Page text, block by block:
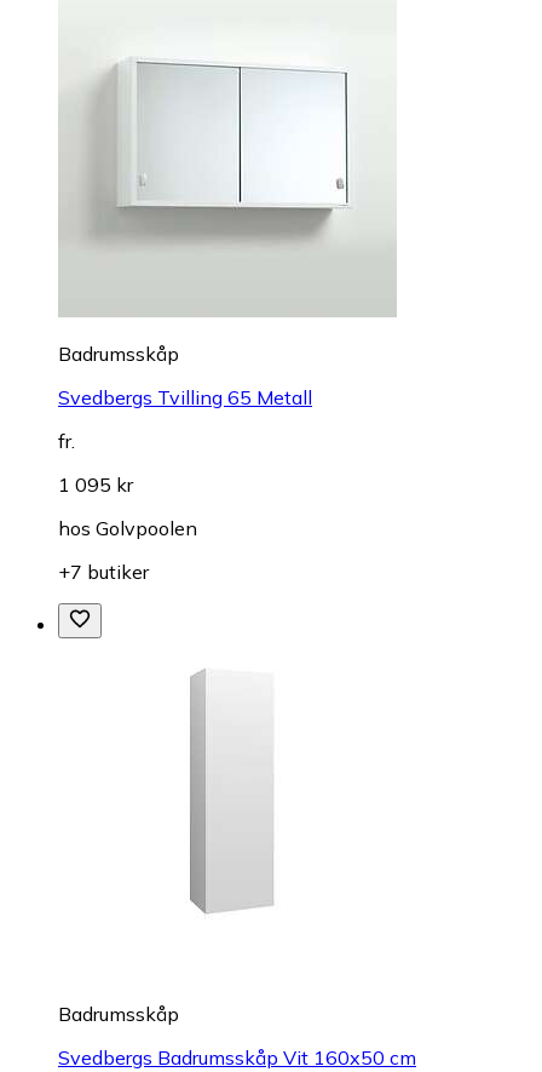
Badrumsskåp
Svedbergs Tvilling 65 Metall
fr.
1 095 kr
hos Golvpoolen
+7 butiker
Badrumsskåp
Svedbergs Badrumsskåp Vit 160x50 cm